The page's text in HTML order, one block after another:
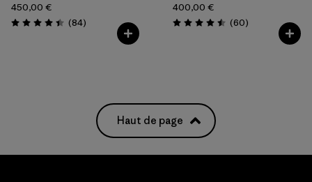
450,00 €
Évaluation: 4.4 / 5
(84Avis
)
400,00 €
Évaluation: 4.5 / 5
(60Avis
)
Haut de page